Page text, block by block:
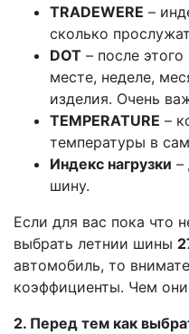
TRADEWERE –
сколько
DOT – после
месте, неделе,
изделия. Очень
TEMPERATURE –
температуры в
Индекс нагрузки –
шину.
Если для вас пока что
выбрать летнии шины
автомобиль, то
коэффициенты. Чем
2. Перед тем как